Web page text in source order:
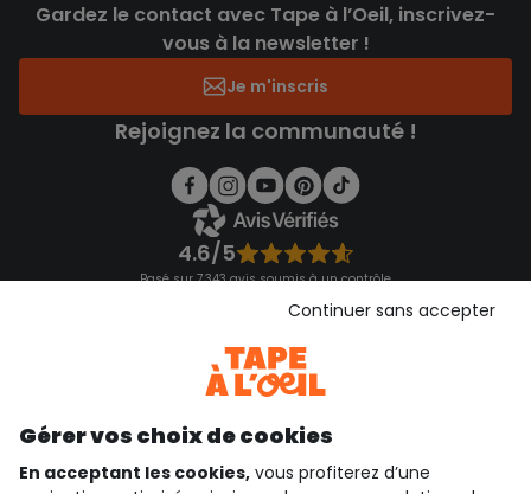
Gardez le contact avec Tape à l’Oeil, inscrivez-
vous à la newsletter !
Je m'inscris
Rejoignez la communauté !
4.6/5
Basé sur 7 343 avis soumis à un contrôle
Consulter les CGU
Gérer vos choix de cookies
En acceptant les cookies, vous profiterez d’une
Continuer sans accepter